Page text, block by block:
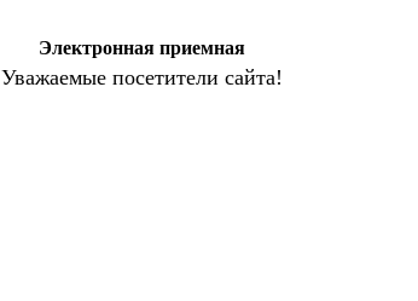
Электронная приемная
Уважаемые посетители сайта!